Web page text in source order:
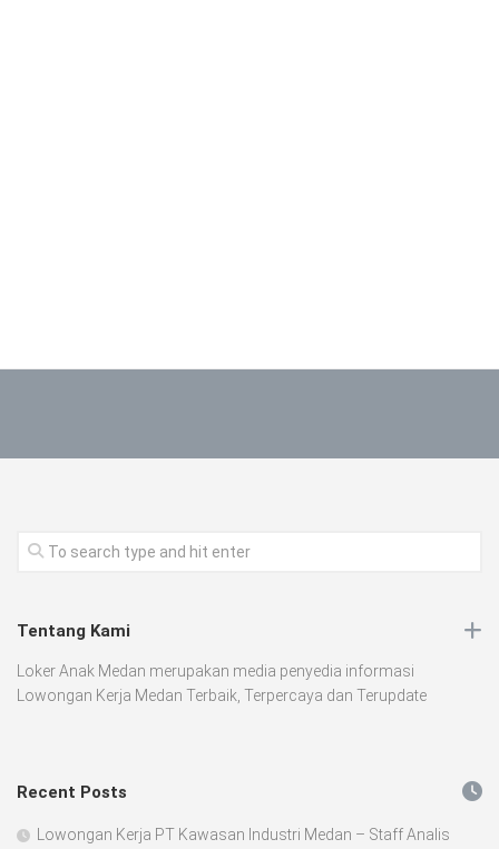
Tentang Kami
Loker Anak Medan merupakan media penyedia informasi
Lowongan Kerja Medan Terbaik, Terpercaya dan Terupdate
Recent Posts
Lowongan Kerja PT Kawasan Industri Medan – Staff Analis